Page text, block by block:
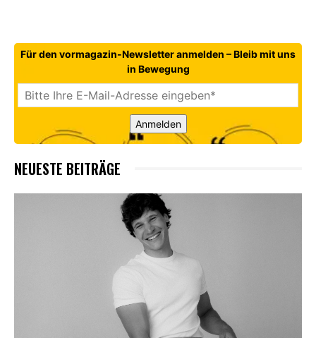
Für den vormagazin-Newsletter anmelden – Bleib mit uns
in Bewegung
Anmelden
NEUESTE BEITRÄGE